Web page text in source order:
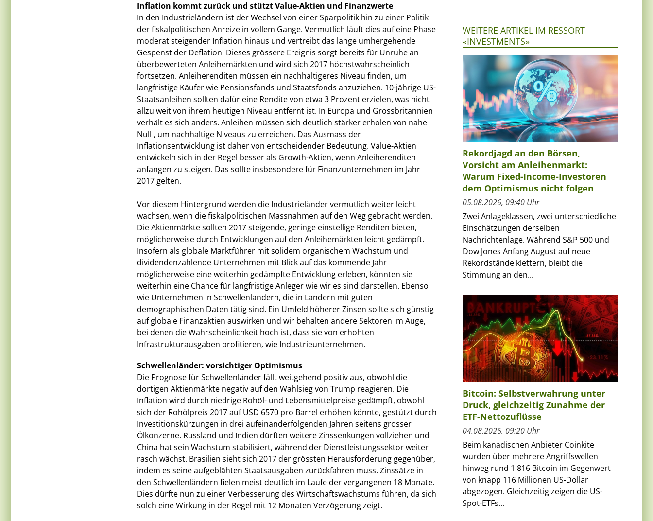
Inflation kommt zurück und stützt Value-Aktien und Finanzwerte
In den Industrieländern ist der Wechsel von einer Sparpolitik hin zu einer Politik
der fiskalpolitischen Anreize in vollem Gange. Vermutlich läuft dies auf eine Phase
moderat steigender Inflation hinaus und vertreibt das lange umhergehende
Gespenst der Deflation. Dieses grössere Ereignis sorgt bereits für Unruhe an
überbewerteten Anleihemärkten und wird sich 2017 höchstwahrscheinlich
fortsetzen. Anleiherenditen müssen ein nachhaltigeres Niveau finden, um
langfristige Käufer wie Pensionsfonds und Staatsfonds anzuziehen. 10-jährige US-
Staatsanleihen sollten dafür eine Rendite von etwa 3 Prozent erzielen, was nicht
allzu weit von ihrem heutigen Niveau entfernt ist. In Europa und Grossbritannien
verhält es sich anders. Anleihen müssen sich deutlich stärker erholen von nahe
Null , um nachhaltige Niveaus zu erreichen. Das Ausmass der
Inflationsentwicklung ist daher von entscheidender Bedeutung. Value-Aktien
entwickeln sich in der Regel besser als Growth-Aktien, wenn Anleiherenditen
anfangen zu steigen. Das sollte insbesondere für Finanzunternehmen im Jahr
2017 gelten.
Vor diesem Hintergrund werden die Industrieländer vermutlich weiter leicht
wachsen, wenn die fiskalpolitischen Massnahmen auf den Weg gebracht werden.
Die Aktienmärkte sollten 2017 steigende, geringe einstellige Renditen bieten,
möglicherweise durch Entwicklungen auf den Anleihemärkten leicht gedämpft.
Insofern als globale Marktführer mit solidem organischem Wachstum und
dividendenzahlende Unternehmen mit Blick auf das kommende Jahr
möglicherweise eine weiterhin gedämpfte Entwicklung erleben, könnten sie
weiterhin eine Chance für langfristige Anleger wie wir es sind darstellen. Ebenso
wie Unternehmen in Schwellenländern, die in Ländern mit guten
demographischen Daten tätig sind. Ein Umfeld höherer Zinsen sollte sich günstig
auf globale Finanzaktien auswirken und wir behalten andere Sektoren im Auge,
bei denen die Wahrscheinlichkeit hoch ist, dass sie von erhöhten
Infrastrukturausgaben profitieren, wie Industrieunternehmen.
Schwellenländer: vorsichtiger Optimismus
Die Prognose für Schwellenländer fällt weitgehend positiv aus, obwohl die
dortigen Aktienmärkte negativ auf den Wahlsieg von Trump reagieren. Die
Inflation wird durch niedrige Rohöl- und Lebensmittelpreise gedämpft, obwohl
sich der Rohölpreis 2017 auf USD 6570 pro Barrel erhöhen könnte, gestützt durch
Investitionskürzungen in drei aufeinanderfolgenden Jahren seitens grosser
Ölkonzerne. Russland und Indien dürften weitere Zinssenkungen vollziehen und
China hat sein Wachstum stabilisiert, während der Dienstleistungssektor weiter
rasch wächst. Brasilien sieht sich 2017 der grössten Herausforderung gegenüber,
indem es seine aufgeblähten Staatsausgaben zurückfahren muss. Zinssätze in
den Schwellenländern fielen meist deutlich im Laufe der vergangenen 18 Monate.
Dies dürfte nun zu einer Verbesserung des Wirtschaftswachstums führen, da sich
solch eine Wirkung in der Regel mit 12 Monaten Verzögerung zeigt.
WEITERE ARTIKEL IM RESSORT
«INVESTMENTS»
Rekordjagd an den Börsen,
Vorsicht am Anleihenmarkt:
Warum Fixed-Income-Investoren
dem Optimismus nicht folgen
05.08.2026, 09:40 Uhr
Zwei Anlageklassen, zwei unterschiedliche
Einschätzungen derselben
Nachrichtenlage. Während S&P 500 und
Dow Jones Anfang August auf neue
Rekordstände klettern, bleibt die
Stimmung an den...
Bitcoin: Selbstverwahrung unter
Druck, gleichzeitig Zunahme der
ETF-Nettozuflüsse
04.08.2026, 09:20 Uhr
Beim kanadischen Anbieter Coinkite
wurden über mehrere Angriffswellen
hinweg rund 1'816 Bitcoin im Gegenwert
von knapp 116 Millionen US-Dollar
abgezogen. Gleichzeitig zeigen die US-
Spot-ETFs...